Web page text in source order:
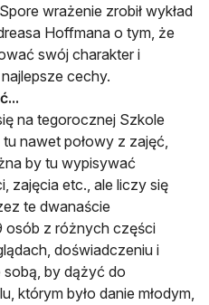
wrażenie zrobił wykład
Hoffmana o tym, że
swój charakter i
cechy.
na tegorocznej Szkole
nawet połowy z zajęć,
by tu wypisywać
zajęcia etc., ale liczy się
te dwanaście
osób z różnych części
doświadczeniu i
sobą, by dążyć do
którym było danie młodym,